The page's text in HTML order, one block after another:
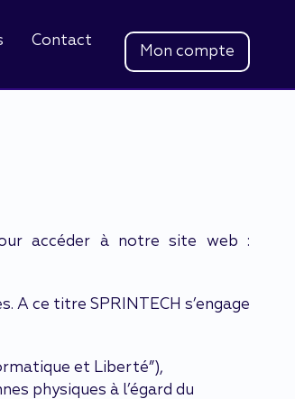
Contact
Mon compte
accéder à notre site web :
A ce titre SPRINTECH s’engage
et Liberté”),
physiques à l’égard du